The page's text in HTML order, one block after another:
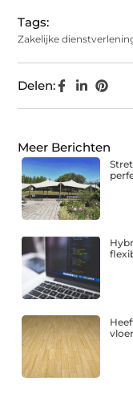
Tags:
Zakelijke
Delen:
Meer Berichten